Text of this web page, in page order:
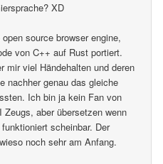
XD
source browser engine,
von C++ auf Rust portiert.
mir viel Händehalten und deren
nachher genau das gleiche
Ich bin ja kein Fan von
Zeugs, aber übersetzen wenn
scheinbar. Der
noch sehr am Anfang.